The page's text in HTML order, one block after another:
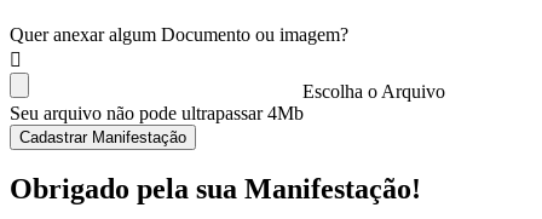
Quer anexar algum Documento ou imagem?
Escolha o Arquivo
Seu arquivo não pode ultrapassar 4Mb
Cadastrar Manifestação
Obrigado pela sua Manifestação!